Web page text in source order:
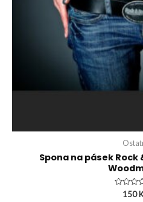
Spona na pásek Rock
150